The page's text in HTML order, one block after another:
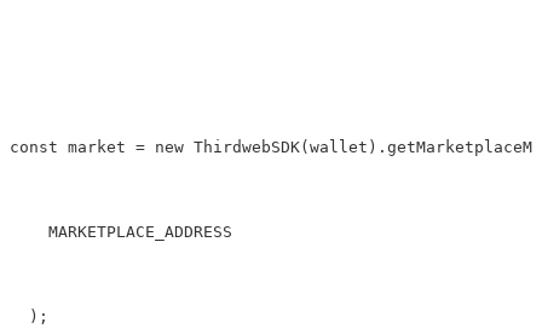
const market = new
    MARKETPLACE_ADDRESS
  );